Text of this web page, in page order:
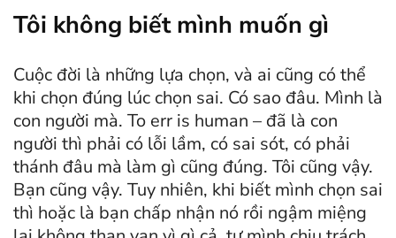
Tôi không biết mình muốn gì
Cuộc đời là những lựa chọn, và ai cũng có thể
khi chọn đúng lúc chọn sai. Có sao đâu. Mình là
con người mà. To err is human – đã là con
người thì phải có lỗi lầm, có sai sót, có phải
thánh đâu mà làm gì cũng đúng. Tôi cũng vậy.
Bạn cũng vậy. Tuy nhiên, khi biết mình chọn sai
thì hoặc là bạn chấp nhận nó rồi ngậm miệng